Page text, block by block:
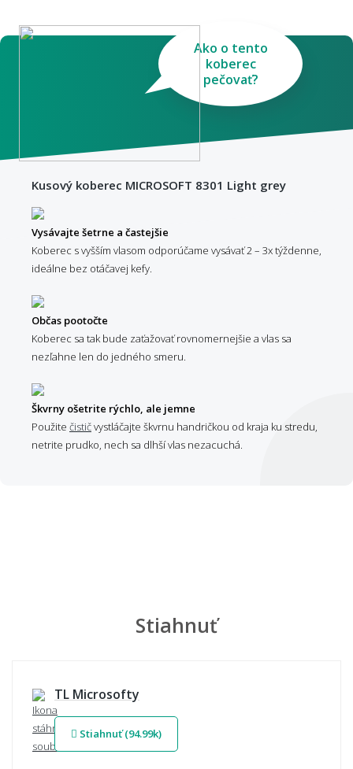
Ako o tento
koberec
pečovať?
Kusový koberec MICROSOFT 8301 Light grey
Vysávajte šetrne a častejšie
Koberec s vyšším vlasom odporúčame vysávať 2 – 3x týždenne,
ideálne bez otáčavej kefy.
Občas pootočte
Koberec sa tak bude zaťažovať rovnomernejšie a vlas sa
nezľahne len do jedného smeru.
Škvrny ošetrite rýchlo, ale jemne
Použite čističvystláčajte škvrnu handričkou od kraja ku stredu,
netrite prudko, nech sa dlhší vlas nezacuchá.
Stiahnuť
TL Microsofty
Stiahnuť (94.99k)